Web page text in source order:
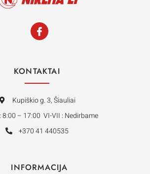
KONTAKTAI
Kupiškio g. 3, Šiauliai
8:00 – 17:00 VI-VII : Nedirbame
+370 41 440535
INFORMACIJA